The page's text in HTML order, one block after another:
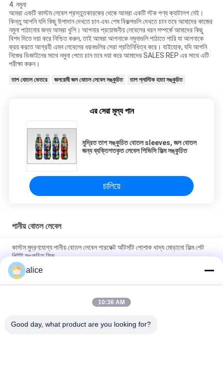
4. নমুনা
আমরা একটি কাস্টম লেবেল প্রস্তুতকারকের থেকে আমরা একটি স্টক পণ্য ক্যাটালগ নেই।
কিন্তু আপনি যদি কিছু উপাদান দেখতে চান এবং শেষ বিকল্পগুলি দেখতে চান তবে আমাদের কাজের
নমুনা পাঠানোর জন্য আমরা খুশি। আপনার প্রয়োজনীয় লেবেলের ধরন সম্পর্কে আমাদের কিছু
বিশদ দিতে দয়া করে নিশ্চিত করুন, তাই আমরা আপনাকে নমুনাগুলি পাঠাতে পারি যা আপনাকে
ক্রয় করতে আগ্রহী এমন লেবেলের ধরনগুলির সেরা প্রতিনিধিত্ব করে। যাইহোক, যদি আপনি
নিজের ডিজাইনের সাথে নমুনা পেতে চান তবে দয়া করে আমাদের SALES REP এর সাথে এটি
পরীক্ষা করুন।
তাপ বোতল ভেতরে জলরোধী জল বোতল লেবেল সঙ্কুচিত তাপ প্লাস্টিক হাতা সঙ্কুচিত
এর সেরা মূল্য পান
মুদ্রিত তাপ সঙ্কুচিত বোতল sleeves, জল বোতল
জন্য ব্যক্তিগতকৃত লেবেল পিভিসি ফিল্ম সঙ্কুচিত
চালিয়ে
পানীয় বোতল লেবেল
কাস্টম মুদ্রণযোগ্য পানীয় বোতল লেবেল পারফেক্ট আঁটসাঁট পোশাক খাদ্য মোড়ানো ফিল্ম পেট
পিইট সঙ্কুচিত ফিল্ম
খাদ্য প্যাকেজিং সঙ্কুচিত বোতল লেবেল লেবেল পিভিসি PET ওয়াইন বোতল জন্য ফিল্ম
উপাদান সঙ্কুচিত
পিইটি পানীয় বোতল লেবেল, পুনর্ব্যবহারযোগ্য তাপ প্যাকেজিং 30mic থেকে 50mic বেধ
alice
10:36 AM
Good day, what product are you looking for?